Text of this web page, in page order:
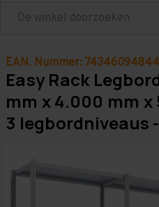
Zoeken
EAN. Nummer:
Easy Rack
mm x 4.000 mm
3 legbordniveaus